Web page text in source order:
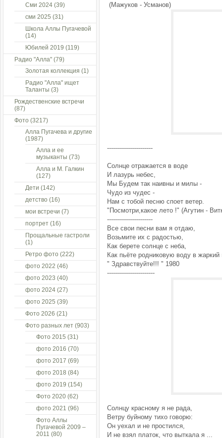
(Мажуков - Усманов)
-----------------------
Солнце отражается в воде
И лазурь небес,
Мы Будем так наивны и милы -
Чудо из чудес -
Нам с тобой песню споет ветер.
"Посмотри,какое лето !" (Агутин -
-----------------------
Все свои песни вам я отдаю,
Возьмите их с радостью,
Как берете солнце с неба,
Как пьёте родниковую воду в жаркий
" Здравствуйте!!! " 1980
------------------------
Солнцу красному я не рада,
Ветру буйному тихо говорю:
Он уехал и не простился,
И не взял платок, что выткала я ...
Сми 2024 (39)
сми 2025 (31)
Школа Аллы Пугачевой
(14)
Юбилей 2019 (119)
Радио "Алла" (79)
Золотая коллекция (1)
Радио "Алла" ищет
Таланты (3)
Рождественские встречи
(87)
Фото (3217)
Алла Пугачева и другие
(1987)
Алла и ее
музыканты (73)
Алла и М. Галкин
(127)
Дети (142)
детство (16)
мои встречи (7)
портрет (16)
Прощальные гастроли
(1)
Ретро фото (222)
фото 2022 (46)
фото 2023 (40)
фото 2024 (27)
фото 2025 (39)
Фото 2026 (21)
Фото разных лет (903)
Фото 2015 (31)
фото 2016 (70)
фото 2017 (69)
фото 2018 (84)
фото 2019 (154)
Фото 2020 (62)
фото 2021 (96)
Фото Аллы
Пугачевой 2009 –
2011 (80)